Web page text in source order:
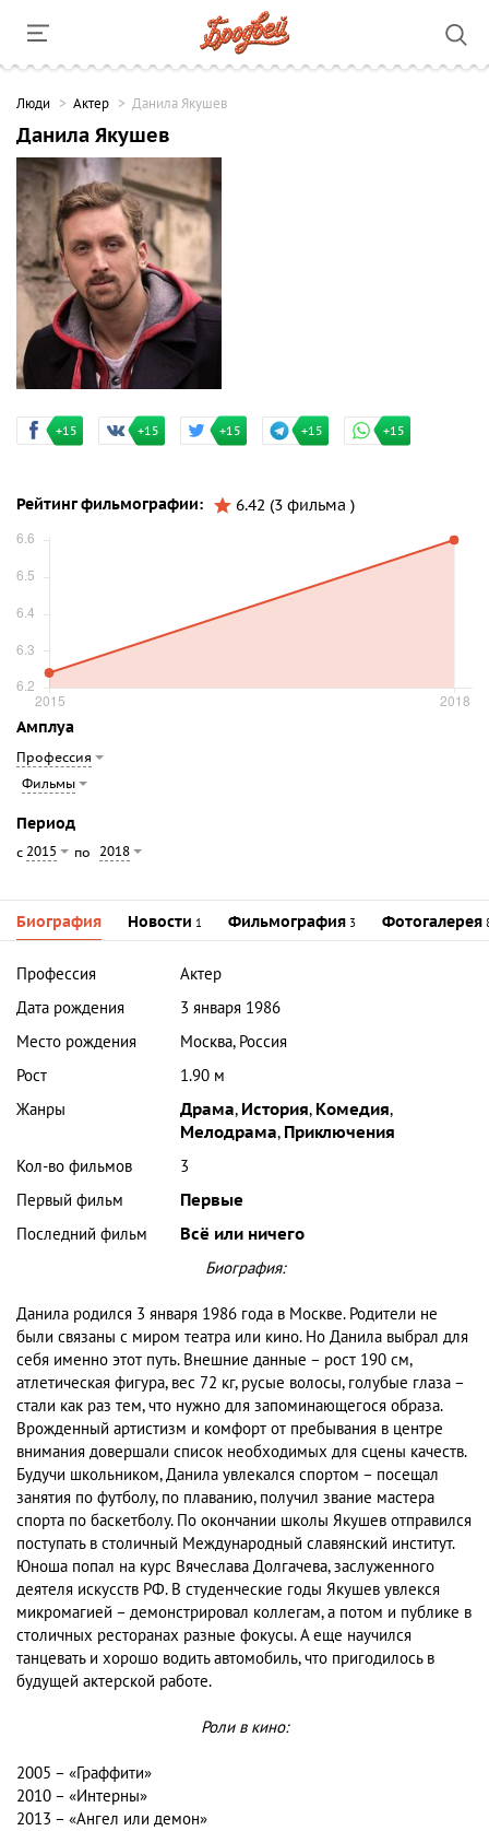
Люди Актер Данила Якушев
Данила Якушев
+15 +15 +15 +15 +15
Рейтинг фильмографии: 6.42 (3 фильма )
Амплуа
Профессия
Фильмы
Период
с 2015 по 2018
Биография Новости 1 Фильмография 3 Фотогалерея
Профессия
Актер
Дата рождения
3 января 1986
Место рождения
Москва, Россия
Рост
1.90 м
Жанры
Драма, История, Комедия,
Мелодрама, Приключения
Кол-во фильмов
3
Первый фильм
Первые
Последний фильм
Всё или ничего
Биография:
Данила родился 3 января 1986 года в Москве. Родители не
были связаны с миром театра или кино. Но Данила выбрал для
себя именно этот путь. Внешние данные – рост 190 см,
атлетическая фигура, вес 72 кг, русые волосы, голубые глаза –
стали как раз тем, что нужно для запоминающегося образа.
Врожденный артистизм и комфорт от пребывания в центре
внимания довершали список необходимых для сцены качеств.
Будучи школьником, Данила увлекался спортом – посещал
занятия по футболу, по плаванию, получил звание мастера
спорта по баскетболу. По окончании школы Якушев отправился
поступать в столичный Международный славянский институт.
Юноша попал на курс Вячеслава Долгачева, заслуженного
деятеля искусств РФ. В студенческие годы Якушев увлекся
микромагией – демонстрировал коллегам, а потом и публике в
столичных ресторанах разные фокусы. А еще научился
танцевать и хорошо водить автомобиль, что пригодилось в
будущей актерской работе.
Роли в кино:
2005 – «Граффити»
2010 – «Интерны»
2013 – «Ангел или демон»